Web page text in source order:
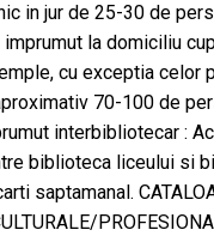
in jur de 25-30 de
imprumut la domiciliu
cu exceptia celor
70-100 de
interbibliotecar :
biblioteca liceului si
saptamanal.